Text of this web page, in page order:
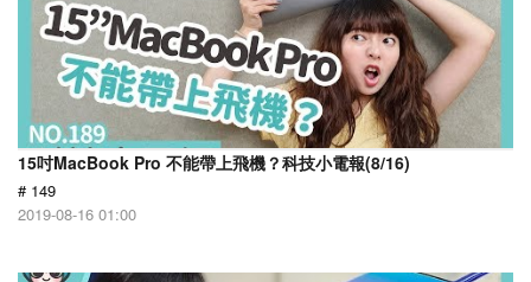
15吋MacBook Pro 不能帶上飛機？科技小電報(8/16)
# 149
2019-08-16 01:00